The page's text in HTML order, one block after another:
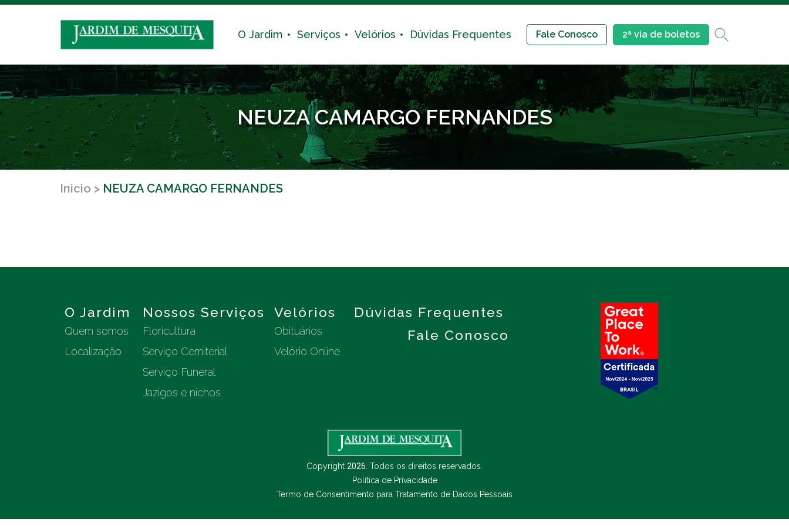
O Jardim Serviços Velórios Dúvidas Frequentes Fale Conosco 2ª via de boletos
NEUZA CAMARGO FERNANDES
Inicio NEUZA CAMARGO FERNANDES
O Jardim
Quem somos
Localização
Nossos Serviços
Floricultura
Serviço Cemiterial
Serviço Funeral
Jazigos e nichos
Velórios
Obituários
Velório Online
Dúvidas Frequentes
Fale Conosco
Copyright 2026 . Todos os direitos reservados.
Política de Privacidade
Termo de Consentimento para Tratamento de Dados Pessoais